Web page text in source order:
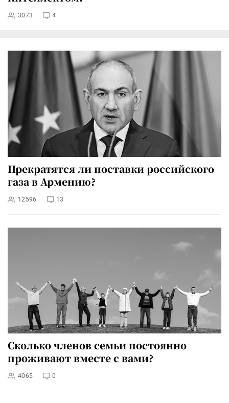
3073 4
Прекратятся ли поставки российского
газа в Армению?
12596 13
Сколько членов семьи постоянно
проживают вместе с вами?
4065 0